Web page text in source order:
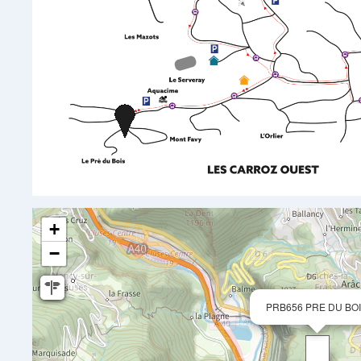
PRB656 PRE DU
+
−